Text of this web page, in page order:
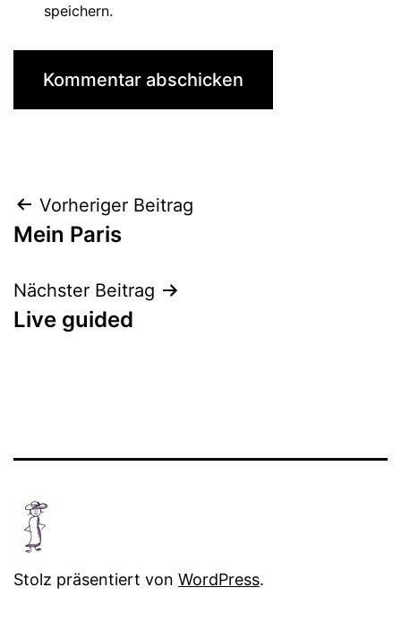
speichern.
Beitragsnavigation
Vorheriger Beitrag
Mein Paris
Nächster Beitrag
Live guided
Stolz präsentiert von WordPress.